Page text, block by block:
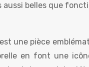
aussi belles que
une pièce
en font une